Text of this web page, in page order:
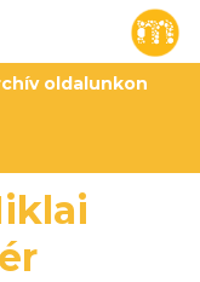
oldalunkon